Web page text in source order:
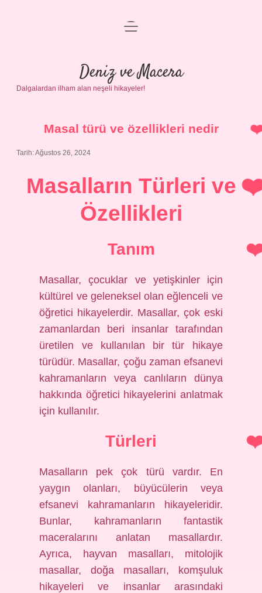
Anasayfa
Gizlilik Politikası
Yasal Uyarı
menüyü
Deniz ve Macera
Dalgalardan ilham alan neşeli hikayeler!
Masal türü ve özellikleri nedir
Tarih: Ağustos 26, 2024
Masalların Türleri ve
Özellikleri
Tanım
Masallar, çocuklar ve yetişkinler için
kültürel ve geleneksel olan eğlenceli ve
öğretici hikayelerdir. Masallar, çok eski
zamanlardan beri insanlar tarafından
üretilen ve kullanılan bir tür hikaye
türüdür. Masallar, çoğu zaman efsanevi
kahramanların veya canlıların dünya
hakkında öğretici hikayelerini anlatmak
için kullanılır.
Türleri
Masalların pek çok türü vardır. En
yaygın olanları, büyücülerin veya
efsanevi kahramanların hikayeleridir.
Bunlar, kahramanların fantastik
maceralarını anlatan masallardır.
Ayrıca, hayvan masalları, mitolojik
masallar, doğa masalları, komşuluk
hikayeleri ve insanlar arasındaki